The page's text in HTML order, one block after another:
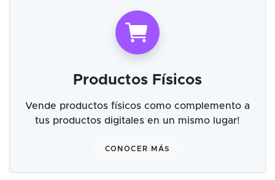
Productos Físicos
Vende productos físicos como complemento a
tus productos digitales en un mismo lugar!
CONOCER MÁS